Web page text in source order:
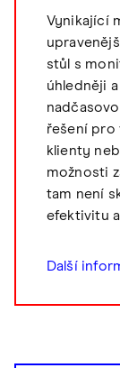
Vynikající
stůl s
úhledněji
řešení pro
klienty
možnosti
tam není
efektivitu
Další